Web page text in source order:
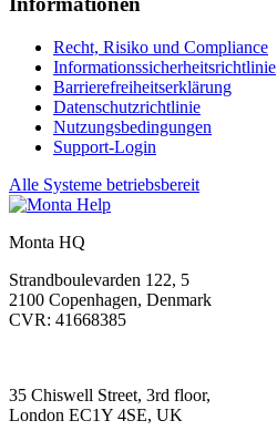
Recht, Risiko und Compliance
Informationssicherheitsrichtlinie
Barrierefreiheitserklärung
Datenschutzrichtlinie
Nutzungsbedingungen
Support-Login
Alle Systeme betriebsbereit
Monta HQ
Strandboulevarden 122, 5
2100 Copenhagen, Denmark
CVR: 41668385
35 Chiswell Street, 3rd floor,
London EC1Y 4SE, UK